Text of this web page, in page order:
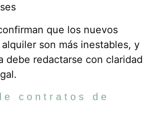
que los nuevos
son más inestables, y
debe redactarse con claridad
contratos de